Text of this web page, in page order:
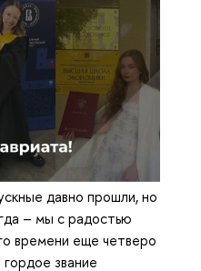
давно прошли, но
– мы с радостью
времени еще четверо
звание